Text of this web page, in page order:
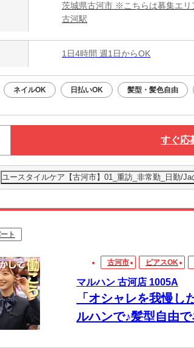
茨城県古河市 ※こちらは募集エリ
古河駅
1日4時間 週1日からOK
ネイルOK 日払いOK 髪型・髪色自由
すぐ応
ユースタイルケア【古河市】01_重訪_非常勤_日勤/
ト
古河市 ピアスOK
マルハン 古河店 1005A
「オシャレを我慢
ルハンで♪髪型自由